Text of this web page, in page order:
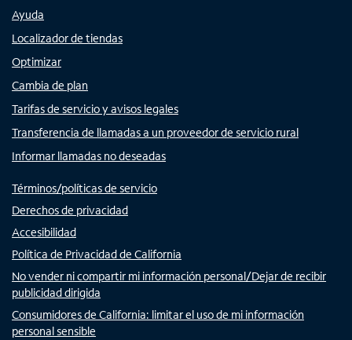
Ayuda
Localizador de tiendas
Optimizar
Cambia de plan
Tarifas de servicio y avisos legales
Transferencia de llamadas a un proveedor de servicio rural
Informar llamadas no deseadas
Términos/políticas de servicio
Derechos de privacidad
Accesibilidad
Política de Privacidad de California
No vender ni compartir mi información personal/Dejar de recibir
publicidad dirigida
Consumidores de California: limitar el uso de mi información
personal sensible